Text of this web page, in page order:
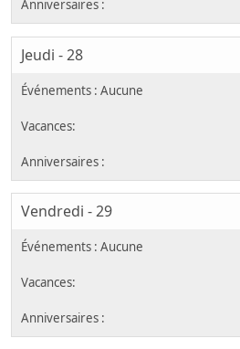
Jeudi - 28
Vendredi - 29